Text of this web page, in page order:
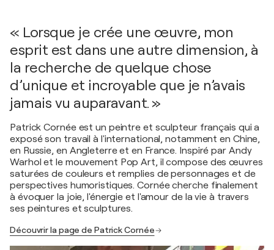
« Lorsque je crée une œuvre, mon
esprit est dans une autre dimension, à
la recherche de quelque chose
d’unique et incroyable que je n’avais
jamais vu auparavant. »
Patrick Cornée est un peintre et sculpteur français qui a
exposé son travail à l'international, notamment en Chine,
en Russie, en Angleterre et en France. Inspiré par Andy
Warhol et le mouvement Pop Art, il compose des œuvres
saturées de couleurs et remplies de personnages et de
perspectives humoristiques. Cornée cherche finalement
à évoquer la joie, l'énergie et l'amour de la vie à travers
ses peintures et sculptures.
Découvrir la page de Patrick Cornée